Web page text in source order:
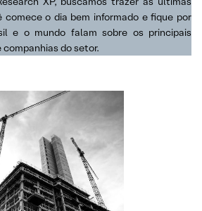
comece o dia bem informado e fique por
e o mundo falam sobre os principais
do setor.